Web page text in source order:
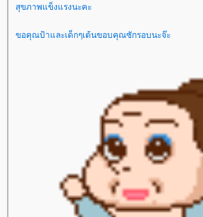
สุขภาพแข็งแรงนะคะ
ขอคุณป้าและเด็กๆเต้นขอบคุณซักรอบนะจ๊ะ